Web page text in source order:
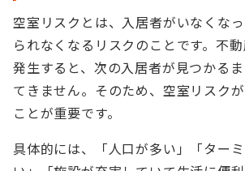
空室リスクとは、入居者がいなくな
られなくなるリスクのことです。不
発生すると、次の入居者が見つかる
てきません。そのため、空室リスク
ことが重要です。
具体的には、「人口が多い」「ター